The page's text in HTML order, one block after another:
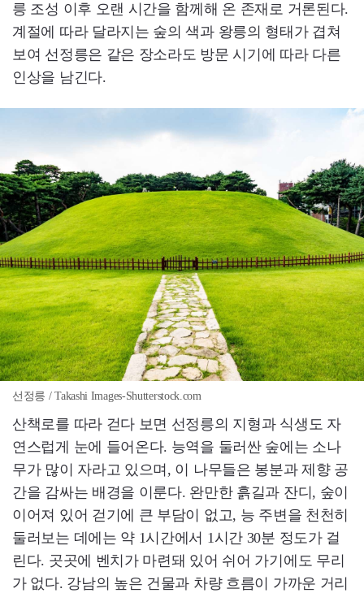
릉 조성 이후 오랜 시간을 함께해 온 존재로 거론된다.
계절에 따라 달라지는 숲의 색과 왕릉의 형태가 겹쳐
보여 선정릉은 같은 장소라도 방문 시기에 따라 다른
인상을 남긴다.
선정릉 / Takashi Images-Shutterstock.com
산책로를 따라 걷다 보면 선정릉의 지형과 식생도 자
연스럽게 눈에 들어온다. 능역을 둘러싼 숲에는 소나
무가 많이 자라고 있으며, 이 나무들은 봉분과 제향 공
간을 감싸는 배경을 이룬다. 완만한 흙길과 잔디, 숲이
이어져 있어 걷기에 큰 부담이 없고, 능 주변을 천천히
둘러보는 데에는 약 1시간에서 1시간 30분 정도가 걸
린다. 곳곳에 벤치가 마련돼 있어 쉬어 가기에도 무리
가 없다. 강남의 높은 건물과 차량 흐름이 가까운 거리